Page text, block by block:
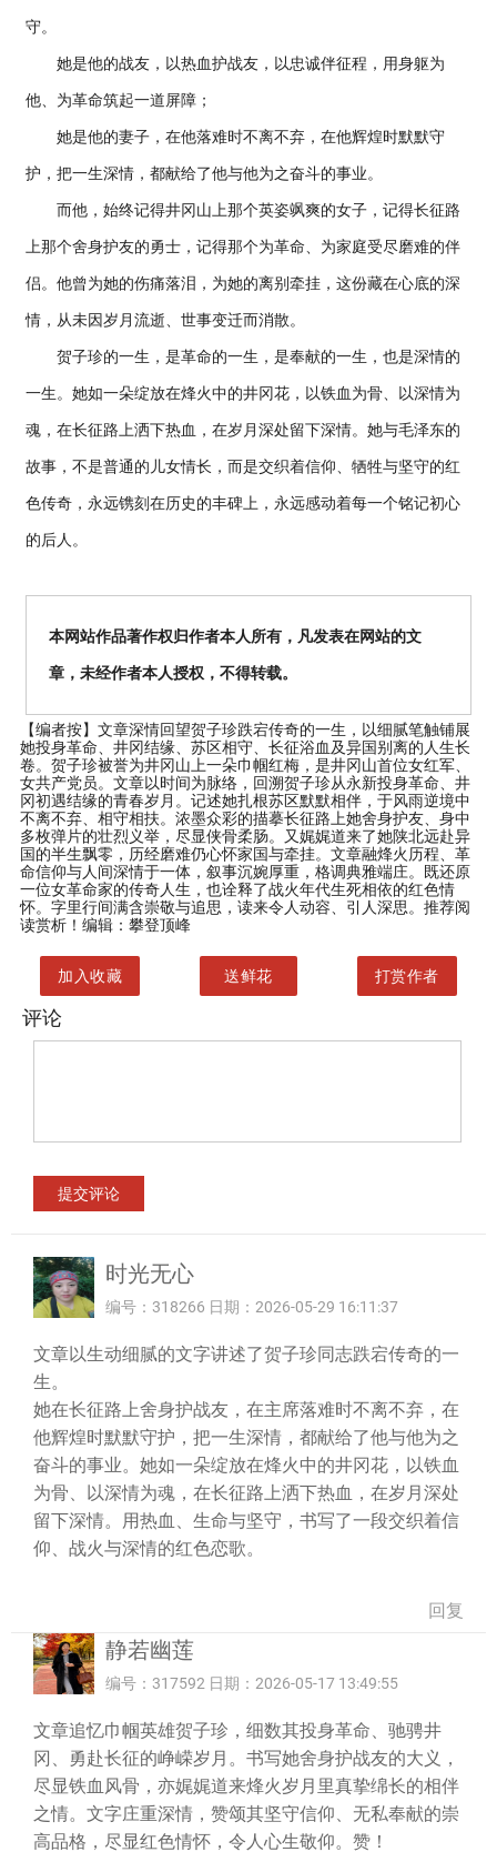
守。
她是他的战友，以热血护战友，以忠诚伴征程，用身躯为
他、为革命筑起一道屏障；
她是他的妻子，在他落难时不离不弃，在他辉煌时默默守
护，把一生深情，都献给了他与他为之奋斗的事业。
而他，始终记得井冈山上那个英姿飒爽的女子，记得长征路
上那个舍身护友的勇士，记得那个为革命、为家庭受尽磨难的伴
侣。他曾为她的伤痛落泪，为她的离别牵挂，这份藏在心底的深
情，从未因岁月流逝、世事变迁而消散。
贺子珍的一生，是革命的一生，是奉献的一生，也是深情的
一生。她如一朵绽放在烽火中的井冈花，以铁血为骨、以深情为
魂，在长征路上洒下热血，在岁月深处留下深情。她与毛泽东的
故事，不是普通的儿女情长，而是交织着信仰、牺牲与坚守的红
色传奇，永远镌刻在历史的丰碑上，永远感动着每一个铭记初心
的后人。
本网站作品著作权归作者本人所有，凡发表在网站的文
章，未经作者本人授权，不得转载。
【编者按】 文章深情回望贺子珍跌宕传奇的一生，以细腻笔触铺展
她投身革命、井冈结缘、苏区相守、长征浴血及异国别离的人生长
卷。贺子珍被誉为井冈山上一朵巾帼红梅，是井冈山首位女红军、
女共产党员。文章以时间为脉络，回溯贺子珍从永新投身革命、井
冈初遇结缘的青春岁月。记述她扎根苏区默默相伴，于风雨逆境中
不离不弃、相守相扶。浓墨众彩的描摹长征路上她舍身护友、身中
多枚弹片的壮烈义举，尽显侠骨柔肠。又娓娓道来了她陕北远赴异
国的半生飘零，历经磨难仍心怀家国与牵挂。文章融烽火历程、革
命信仰与人间深情于一体，叙事沉婉厚重，格调典雅端庄。既还原
一位女革命家的传奇人生，也诠释了战火年代生死相依的红色情
怀。字里行间满含崇敬与追思，读来令人动容、引人深思。推荐阅
读赏析！编辑：攀登顶峰
加入收藏 送鲜花 打赏作者
评论
时光无心
编号：318266 日期：2026-05-29 16:11:37
文章以生动细腻的文字讲述了贺子珍同志跌宕传奇的一
生。
她在长征路上舍身护战友，在主席落难时不离不弃，在
他辉煌时默默守护，把一生深情，都献给了他与他为之
奋斗的事业。她如一朵绽放在烽火中的井冈花，以铁血
为骨、以深情为魂，在长征路上洒下热血，在岁月深处
留下深情。用热血、生命与坚守，书写了一段交织着信
仰、战火与深情的红色恋歌。
回复
静若幽莲
编号：317592 日期：2026-05-17 13:49:55
文章追忆巾帼英雄贺子珍，细数其投身革命、驰骋井
冈、勇赴长征的峥嵘岁月。书写她舍身护战友的大义，
尽显铁血风骨，亦娓娓道来烽火岁月里真挚绵长的相伴
之情。文字庄重深情，赞颂其坚守信仰、无私奉献的崇
高品格，尽显红色情怀，令人心生敬仰。赞！